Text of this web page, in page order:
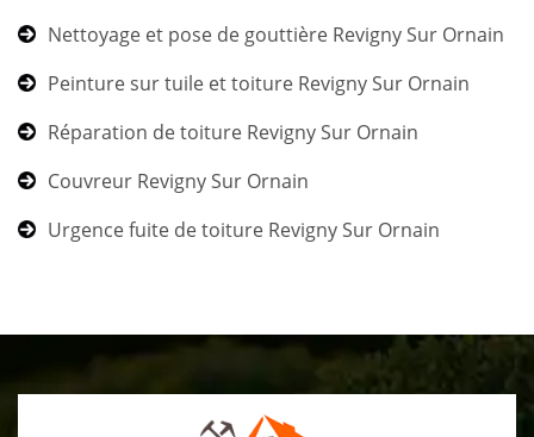
Nettoyage et pose de gouttière Revigny Sur Ornain
Peinture sur tuile et toiture Revigny Sur Ornain
Réparation de toiture Revigny Sur Ornain
Couvreur Revigny Sur Ornain
Urgence fuite de toiture Revigny Sur Ornain